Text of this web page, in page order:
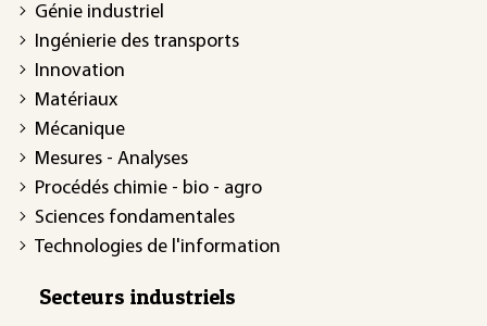
Génie industriel
Ingénierie des transports
Innovation
Matériaux
Mécanique
Mesures - Analyses
Procédés chimie - bio - agro
Sciences fondamentales
Technologies de l'information
Secteurs industriels